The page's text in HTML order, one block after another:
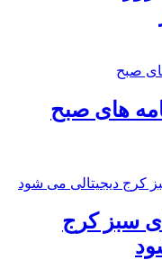
های صبح
سبز کرج